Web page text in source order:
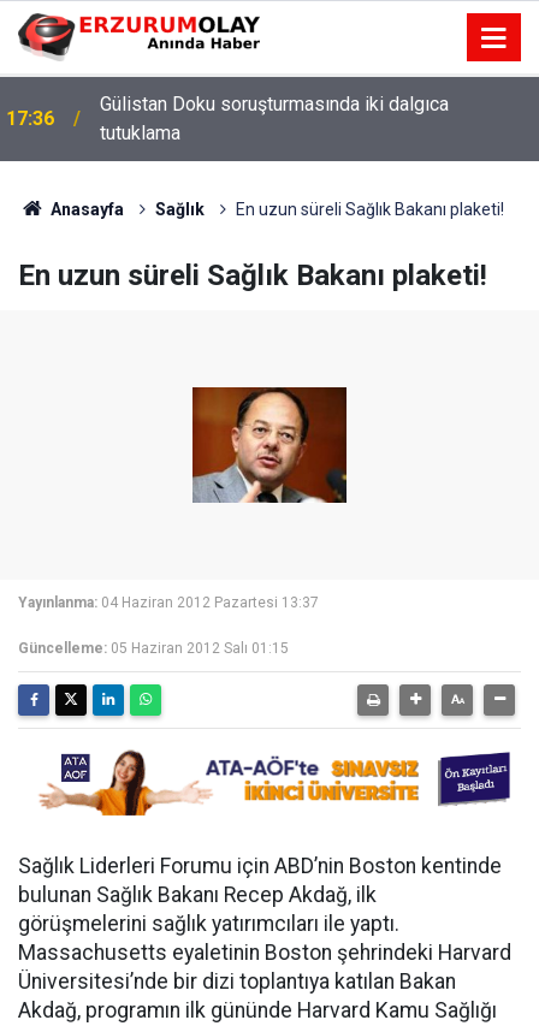
17:36
Gülistan Doku soruşturmasında iki dalgıca
tutuklama
Anasayfa Sağlık En uzun süreli Sağlık Bakanı plaketi!
En uzun süreli Sağlık Bakanı plaketi!
Yayınlanma: 04 Haziran 2012 Pazartesi 13:37
Güncelleme: 05 Haziran 2012 Salı 01:15
Sağlık Liderleri Forumu için ABD’nin Boston kentinde
bulunan Sağlık Bakanı Recep Akdağ, ilk
görüşmelerini sağlık yatırımcıları ile yaptı.
Massachusetts eyaletinin Boston şehrindeki Harvard
Üniversitesi’nde bir dizi toplantıya katılan Bakan
Akdağ, programın ilk gününde Harvard Kamu Sağlığı